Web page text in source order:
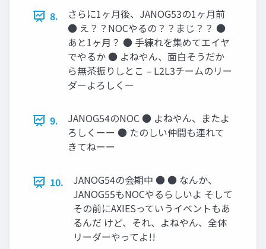
8.
さらに1ヶ月後、JANOG53の1ヶ月前
● え？？NOCやるの？？まじ？？ ●
あと1ヶ月？ ● 手練れを集めてエイヤ
でやるか ● よねやん、面白そうだか
ら無茶振りしとこ – L2L3チームのリー
ダーよろしくー
9.
JANOG54のNOC ● よねやん、またよ
ろしくーー ● たのしい仲間も連れて
きてねーー
10.
JANOG54の会期中 ● ● なんか、
JANOG55もNOCやるらしいよ そして
その前にAXIESっていうイベントもあ
るんだ けど、それ、よねやん、全体
リーダーやってよ!!